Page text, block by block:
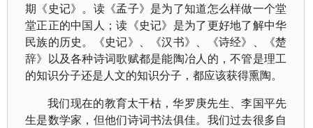
期《史记》。读《孟子》是为了知道怎么样做一个堂
堂正正的中国人；读《史记》是为了更好地了解中华
民族的历史。《史记》、《汉书》、《诗经》、《楚
辞》以及各种诗词歌赋都是能陶冶人的，不管是理工
的知识分子还是人文的知识分子，都应该获得熏陶。
我们现在的教育太干枯，华罗庚先生、李国平先
生是数学家，但他们诗词书法俱佳。我们过去很多自